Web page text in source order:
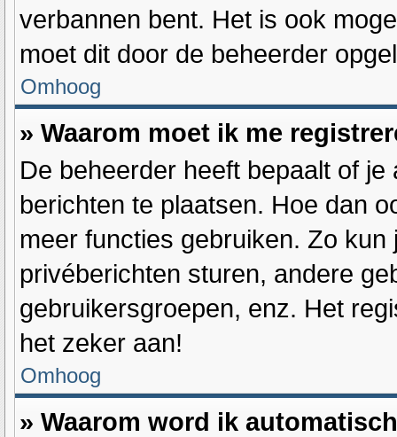
verbannen bent. Het is ook
moet dit door de beheerder
Omhoog
» Waarom moet ik me
De beheerder heeft bepaalt of
berichten te plaatsen. Hoe dan
meer functies gebruiken. Zo
privéberichten sturen, andere
gebruikersgroepen, enz. Het
het zeker aan!
Omhoog
» Waarom word ik